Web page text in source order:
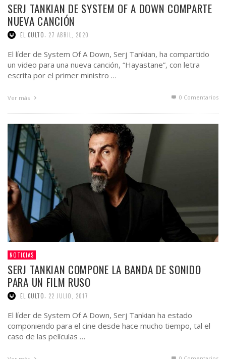
SERJ TANKIAN DE SYSTEM OF A DOWN COMPARTE
NUEVA CANCIÓN
EL CULTO, 27 ABRIL, 2020
El líder de System Of A Down, Serj Tankian, ha compartido
un video para una nueva canción, “Hayastane”, con letra
escrita por el primer ministro …
Ver más 0 Comentarios
NOTICIAS
SERJ TANKIAN COMPONE LA BANDA DE SONIDO
PARA UN FILM RUSO
EL CULTO, 22 JULIO, 2017
El líder de System Of A Down, Serj Tankian ha estado
componiendo para el cine desde hace mucho tiempo, tal el
caso de las películas …